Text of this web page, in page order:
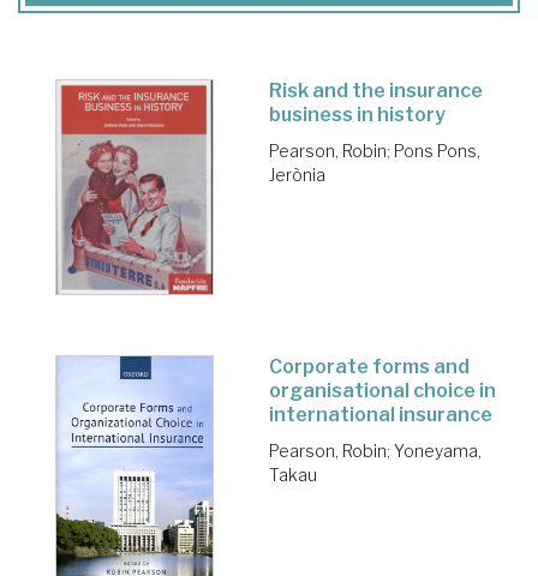
Risk and the insurance
business in history
Pearson, Robin; Pons Pons,
Jerònia
Corporate forms and
organisational choice in
international insurance
Pearson, Robin; Yoneyama,
Takau